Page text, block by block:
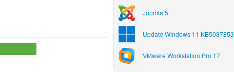
Joomla 5
Update Windows 11 KB5037853
VMware Workstation Pro 17